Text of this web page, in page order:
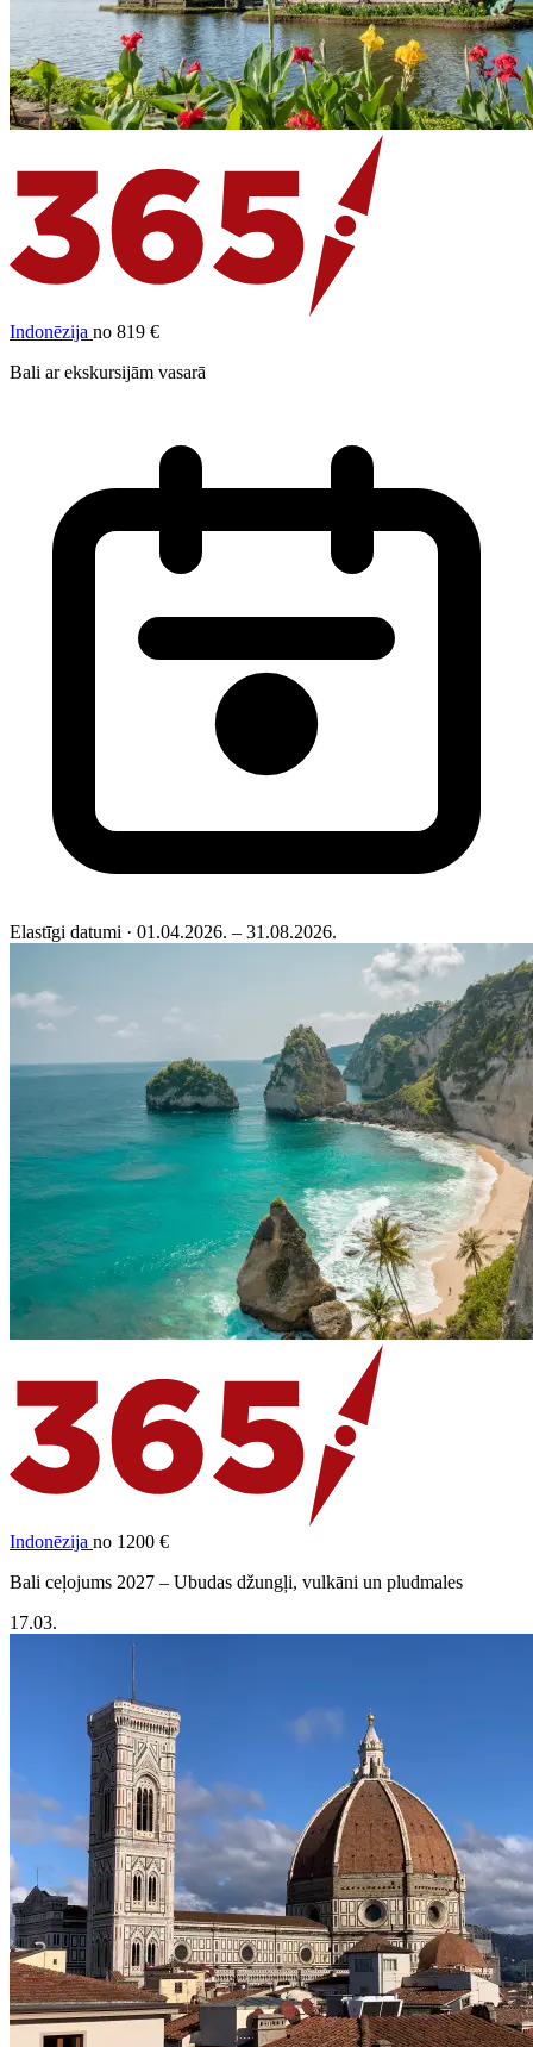
Indonēzija no 819 €
Bali ar ekskursijām vasarā
Elastīgi datumi · 01.04.2026. – 31.08.2026.
Indonēzija no 1200 €
Bali ceļojums 2027 – Ubudas džungļi, vulkāni un pludmales
17.03.